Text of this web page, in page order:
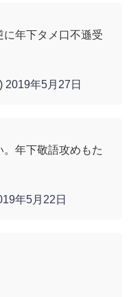
年下タメ口不遜受
2019年5月27日
年下敬語攻めもた
年5月22日